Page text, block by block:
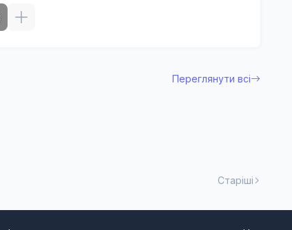
Переглянути всі
Старіші